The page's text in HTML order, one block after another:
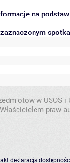
na
w USOS
Właścicielem praw
deklaracja